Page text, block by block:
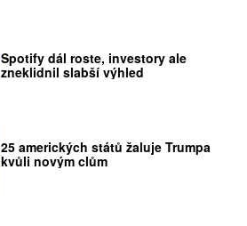
Spotify dál roste, investory ale
zneklidnil slabší výhled
25 amerických států žaluje Trumpa
kvůli novým clům